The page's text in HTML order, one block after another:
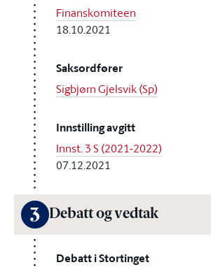
Finanskomiteen
18.10.2021
Saksordfører
Sigbjørn Gjelsvik (Sp)
Innstilling avgitt
Innst. 3 S (2021-2022)
07.12.2021
3 Debatt og vedtak
Debatt i Stortinget